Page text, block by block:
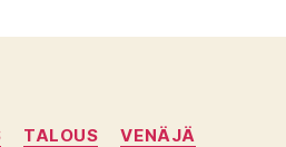
TALOUS VENÄJÄ